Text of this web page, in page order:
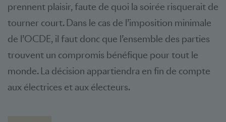
prennent plaisir, faute de quoi la soirée risquerait de
tourner court. Dans le cas de l’imposition minimale
de l’OCDE, il faut donc que l’ensemble des parties
trouvent un compromis bénéfique pour tout le
monde. La décision appartiendra en fin de compte
aux électrices et aux électeurs.